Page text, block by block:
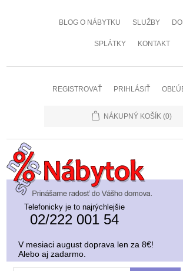
BLOG O NÁBYTKU SLUŽBY
SPLÁTKY KONTAKT
REGISTROVAŤ PRIHLÁSIŤ
NÁKUPNÝ KOŠÍK (0)
Telefonicky je to najrýchlejšie
02/222 001 54
V mesiaci august doprava len za 8€!
Alebo aj zadarmo.